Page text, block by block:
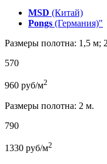
MSD (Китай)
Pongs (Германия)"
Размеры полотна: 1,5 м;
570
960 руб/м2
Размеры полотна: 2 м.
790
1330 руб/м2